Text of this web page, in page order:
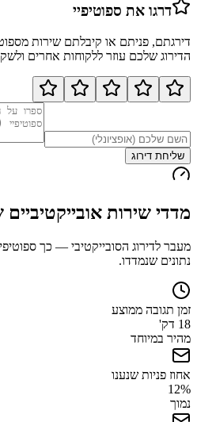
דרגו את ספוטיפיי
דירגתם, פניתם או קיבלתם שירות מ
הדירוג שלכם עוזר ללקוחות אחרים
שליחת דירוג
מדדי שירות
מעבר לדירוג הסובייקטיבי — כך
נתונים שנמדדו.
זמן תגובה ממוצע
18 דק'
מהיר במיוחד
אחוז פניות שנענו
12%
נמוך